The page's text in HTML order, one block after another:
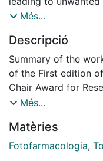
in recent years,
issue of off-target
location. By
regulated by light,
and reversible
(where needed) and
advancing the
pharmacological
Més...
Descripció
Summary of the
of the First edition
Chair Award for
best Master's
Més...
Matèries
Fotofarmacologia,